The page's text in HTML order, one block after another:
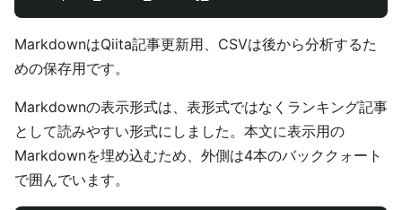
MarkdownはQiita記事更新用、CSVは後から分析するた
めの保存用です。
Markdownの表示形式は、表形式ではなくランキング記事
として読みやすい形式にしました。本文に表示用の
Markdownを埋め込むため、外側は4本のバッククォート
で囲んでいます。